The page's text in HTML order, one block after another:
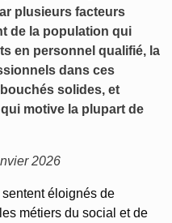
plusieurs facteurs
de la population qui
en personnel qualifié, la
dans ces
solides, et
motive la plupart de
2026
éloignés de
métiers du social et de